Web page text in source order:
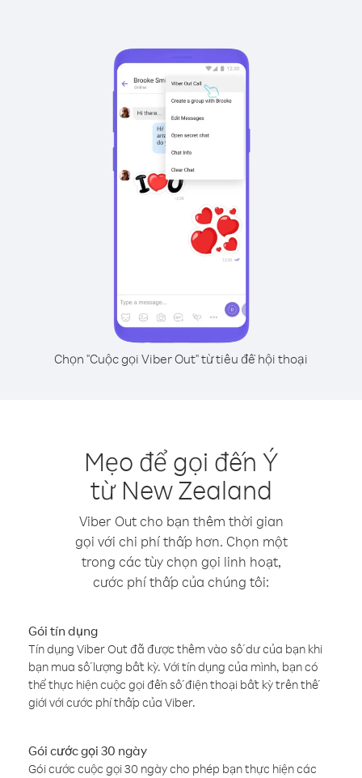
Chọn "Cuộc gọi Viber Out" từ tiêu đề hội thoại
Mẹo để gọi đến Ý
từ New Zealand
Viber Out cho bạn thêm thời gian
gọi với chi phí thấp hơn. Chọn một
trong các tùy chọn gọi linh hoạt,
cước phí thấp của chúng tôi:
Gói tín dụng
Tín dụng Viber Out đã được thêm vào số dư của bạn khi
bạn mua số lượng bất kỳ. Với tín dụng của mình, bạn có
thể thực hiện cuộc gọi đến số điện thoại bất kỳ trên thế
giới với cước phí thấp của Viber.
Gói cước gọi 30 ngày
Gói cước cuộc gọi 30 ngày cho phép bạn thực hiện các